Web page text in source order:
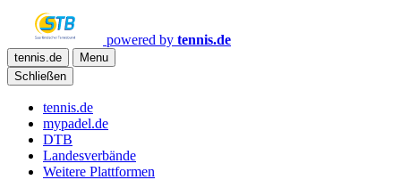
powered by tennis.de
tennis.de
Menu
Schließen
tennis.de
mypadel.de
DTB
Landesverbände
Weitere Plattformen